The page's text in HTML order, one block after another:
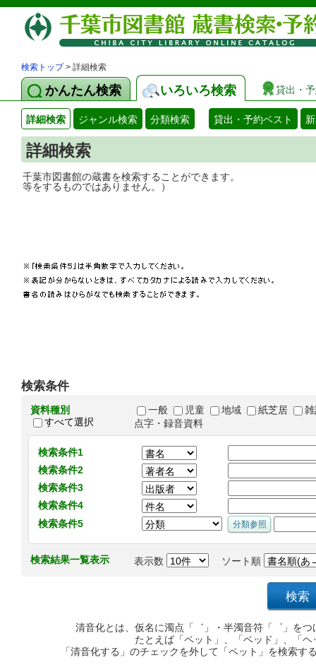
検索トップ> 詳細検索
かんたん検索 いろいろ検索 貸出・
詳細検索 ジャンル検索 分類検索 貸出・予約ベスト
詳細検索
千葉市図書館の蔵書を検索することがで
等をするものではありません。）
検索条件
資料種別
すべて選択
一般 児童 地域 紙芝居
点字・録音資料
検索条件1
検索条件2
検索条件3
検索条件4
検索条件5
検索結果一覧表示 表示数 ソート順
清音化とは、仮名に濁点「゛」・半濁音符「゜」を
たとえば「ペット」、「ベッド」、「
「清音化する」のチェックを外して「ペット」を検索